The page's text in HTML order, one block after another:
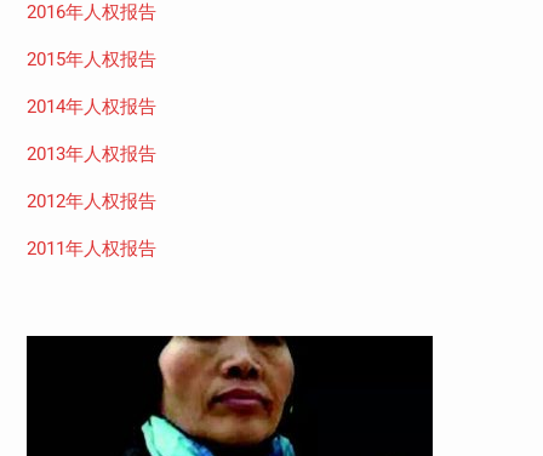
2016年人权报告
2015年人权报告
2014年人权报告
2013年人权报告
2012年人权报告
2011年人权报告